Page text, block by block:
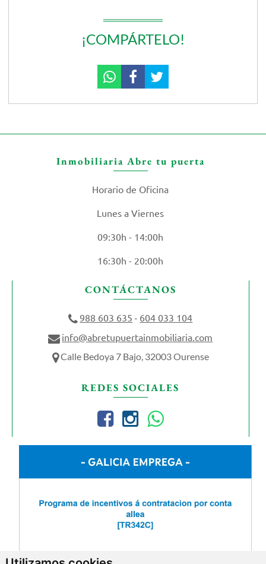
¡COMPÁRTELO!
Inmobiliaria Abre tu puerta
Horario de Oficina
Lunes a Viernes
09:30h - 14:00h
16:30h - 20:00h
CONTÁCTANOS
988 603 635 - 604 033 104
info@abretupuertainmobiliaria.com
Calle Bedoya 7 Bajo, 32003 Ourense
REDES SOCIALES